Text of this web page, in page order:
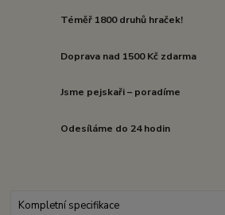
Téměř 1800 druhů hraček!
Doprava nad 1500 Kč zdarma
Jsme pejskaři – poradíme
Odesíláme do 24 hodin
Kompletní specifikace